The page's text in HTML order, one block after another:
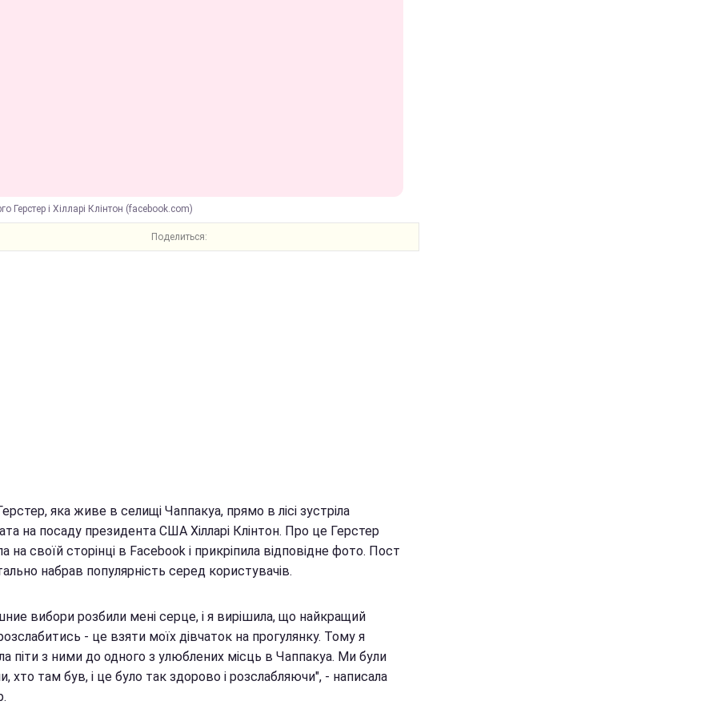
Герстер і Хілларі Клінтон (facebook.com)
Поделиться:
яка живе в селищі Чаппакуа, прямо в лісі зустріла
на посаду президента США Хілларі Клінтон. Про це Герстер
на своїй сторінці в Facebook і прикріпила відповідне фото. Пост
набрав популярність серед користувачів.
вибори розбили мені серце, і я вирішила, що найкращий
- це взяти моїх дівчаток на прогулянку. Тому я
піти з ними до одного з улюблених місць в Чаппакуа. Ми були
хто там був, і це було так здорово і розслабляючи", - написала